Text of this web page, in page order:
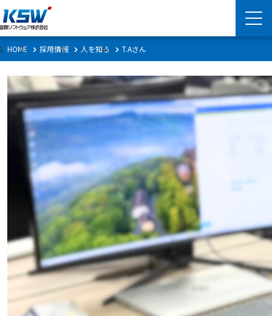
HOME 採用情報 人を知る T.Aさん